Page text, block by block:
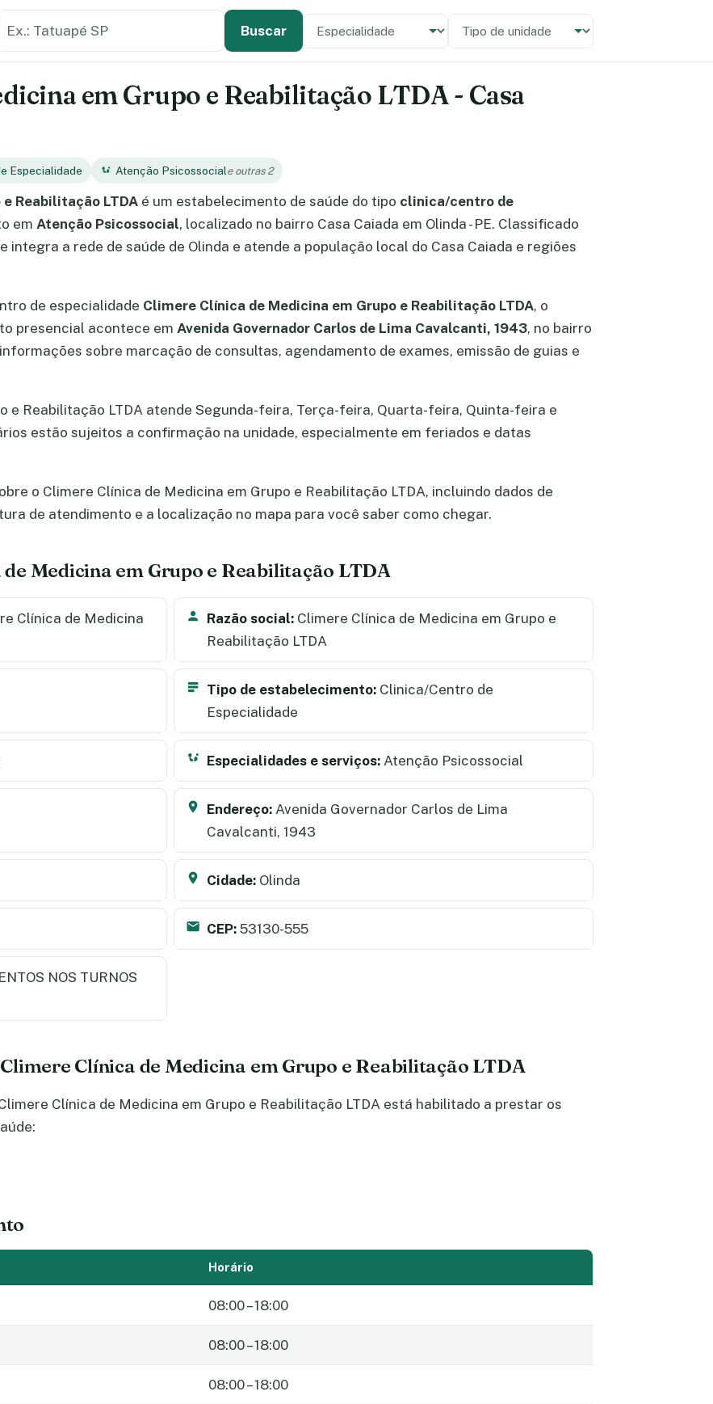
Buscar Especialidade
Tipo de unidade
em Grupo e Reabilitação LTDA - Casa
Especialidade Atenção Psicossociale outras 2
Reabilitação LTDA é um estabelecimento de saúde do tipo clinica/centro de
em Atenção Psicossocial, localizado no bairro Casa Caiada em Olinda - PE. Classificado
integra a rede de saúde de Olinda e atende a população local do Casa Caiada e regiões
de especialidade Climere Clínica de Medicina em Grupo e Reabilitação LTDA, o
presencial acontece em Avenida Governador Carlos de Lima Cavalcanti, 1943, no bairro
sobre marcação de consultas, agendamento de exames, emissão de guias e
e Reabilitação LTDA atende Segunda-feira, Terça-feira, Quarta-feira, Quinta-feira e
estão sujeitos a confirmação na unidade, especialmente em feriados e datas
o Climere Clínica de Medicina em Grupo e Reabilitação LTDA, incluindo dados de
de atendimento e a localização no mapa para você saber como chegar.
Medicina em Grupo e Reabilitação LTDA
Clínica de Medicina
Razão social: Climere Clínica de Medicina em Grupo e
Reabilitação LTDA
Tipo de estabelecimento: Clinica/Centro de
Especialidade
Especialidades e serviços: Atenção Psicossocial
Endereço: Avenida Governador Carlos de Lima
Cavalcanti, 1943
Cidade: Olinda
CEP: 53130-555
NOS TURNOS
Clínica de Medicina em Grupo e Reabilitação LTDA
Clínica de Medicina em Grupo e Reabilitação LTDA está habilitado a prestar os
Horário
08:00 – 18:00
08:00 – 18:00
08:00 – 18:00